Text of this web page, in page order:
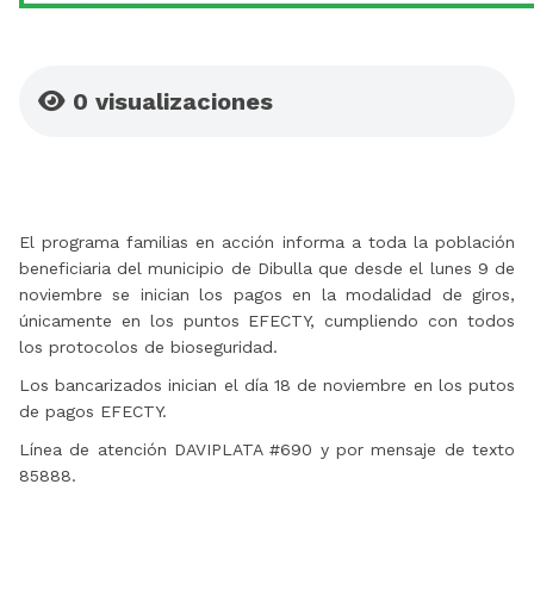
0 visualizaciones
El programa familias en acción informa a toda la población
beneficiaria del municipio de Dibulla que desde el lunes 9 de
noviembre se inician los pagos en la modalidad de giros,
únicamente en los puntos EFECTY, cumpliendo con todos
los protocolos de bioseguridad.
Los bancarizados inician el día 18 de noviembre en los putos
de pagos EFECTY.
Línea de atención DAVIPLATA #690 y por mensaje de texto
85888. ​